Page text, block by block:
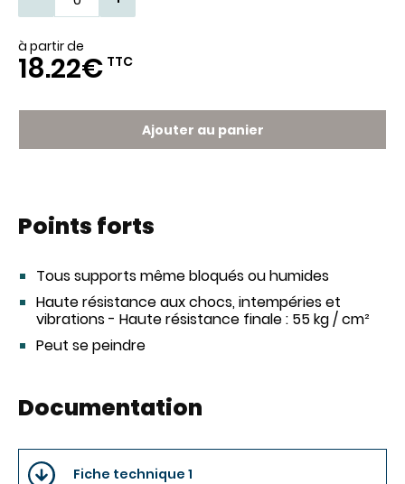
à partir de
18.22€ TTC
Ajouter au panier
Points forts
Tous supports même bloqués ou humides
Haute résistance aux chocs, intempéries et
vibrations - Haute résistance finale : 55 kg / cm²
Peut se peindre
Documentation
Fiche technique 1